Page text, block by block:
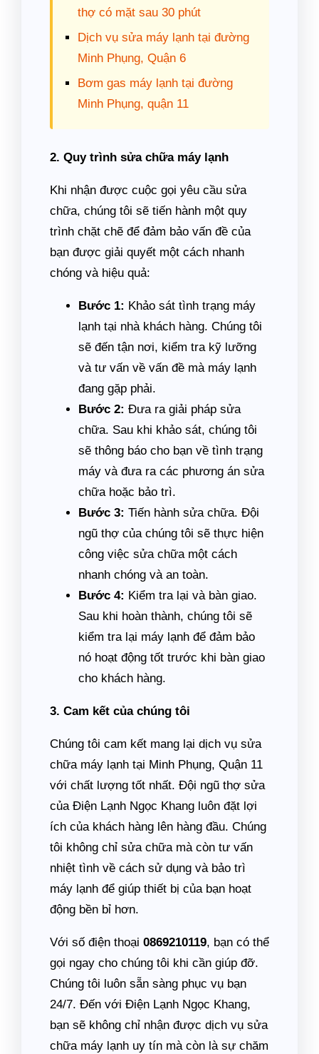
thợ có mặt sau 30 phút
Dịch vụ sửa máy lạnh tại đường
Minh Phụng, Quận 6
Bơm gas máy lạnh tại đường
Minh Phụng, quận 11
2. Quy trình sửa chữa máy lạnh
Khi nhận được cuộc gọi yêu cầu sửa
chữa, chúng tôi sẽ tiến hành một quy
trình chặt chẽ để đảm bảo vấn đề của
bạn được giải quyết một cách nhanh
chóng và hiệu quả:
Bước 1: Khảo sát tình trạng máy
lạnh tại nhà khách hàng. Chúng tôi
sẽ đến tận nơi, kiểm tra kỹ lưỡng
và tư vấn về vấn đề mà máy lạnh
đang gặp phải.
Bước 2: Đưa ra giải pháp sửa
chữa. Sau khi khảo sát, chúng tôi
sẽ thông báo cho bạn về tình trạng
máy và đưa ra các phương án sửa
chữa hoặc bảo trì.
Bước 3: Tiến hành sửa chữa. Đội
ngũ thợ của chúng tôi sẽ thực hiện
công việc sửa chữa một cách
nhanh chóng và an toàn.
Bước 4: Kiểm tra lại và bàn giao.
Sau khi hoàn thành, chúng tôi sẽ
kiểm tra lại máy lạnh để đảm bảo
nó hoạt động tốt trước khi bàn giao
cho khách hàng.
3. Cam kết của chúng tôi
Chúng tôi cam kết mang lại dịch vụ sửa
chữa máy lạnh tại Minh Phụng, Quận 11
với chất lượng tốt nhất. Đội ngũ thợ sửa
của Điện Lạnh Ngọc Khang luôn đặt lợi
ích của khách hàng lên hàng đầu. Chúng
tôi không chỉ sửa chữa mà còn tư vấn
nhiệt tình về cách sử dụng và bảo trì
máy lạnh để giúp thiết bị của bạn hoạt
động bền bỉ hơn.
Với số điện thoại 0869210119, bạn có thể
gọi ngay cho chúng tôi khi cần giúp đỡ.
Chúng tôi luôn sẵn sàng phục vụ bạn
24/7. Đến với Điện Lạnh Ngọc Khang,
bạn sẽ không chỉ nhận được dịch vụ sửa
chữa máy lạnh uy tín mà còn là sự chăm